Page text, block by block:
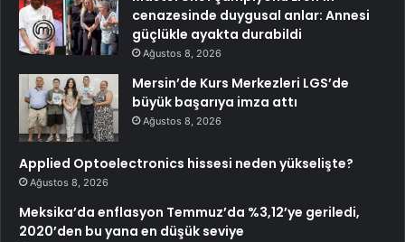
cenazesinde duygusal anlar: Annesi
güçlükle ayakta durabildi
Ağustos 8, 2026
Mersin’de Kurs Merkezleri LGS’de
büyük başarıya imza attı
Ağustos 8, 2026
Applied Optoelectronics hissesi neden yükselişte?
Ağustos 8, 2026
Meksika’da enflasyon Temmuz’da %3,12’ye geriledi,
2020’den bu yana en düşük seviye